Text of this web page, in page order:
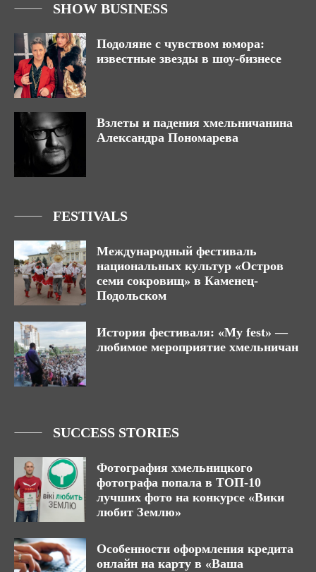
SHOW BUSINESS
Подоляне с чувством юмора:
известные звезды в шоу-бизнесе
Взлеты и падения хмельничанина
Александра Пономарева
FESTIVALS
Международный фестиваль
национальных культур «Остров
семи сокровищ» в Каменец-
Подольском
История фестиваля: «My fest» —
любимое мероприятие хмельничан
SUCCESS STORIES
Фотография хмельницкого
фотографа попала в ТОП-10
лучших фото на конкурсе «Вики
любит Землю»
Особенности оформления кредита
онлайн на карту в «Ваша